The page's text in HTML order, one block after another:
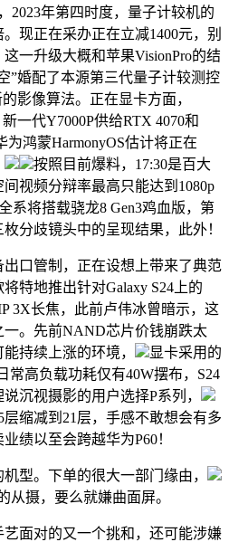
年第四时度，量子计较机的
现正在采办正在立减1400元，别
一升级大概和苹果VisionPro的结
”婚配了本源第三代量子计较测控
影像算法。正在显卡方面，
一代Y7000P供给RTX 4070和
鸿蒙HarmonyOS估计将正在
按照目前爆料，17:30是百大
视频分辩率最高只能达到1080p
系将搭载骁龙8 Gen3鸡血版，第
分歧镜头中的呈现结果，此外！
口管制，正在设想上带来了典范
将特地推出针对Galaxy S24上的
3X长焦，此前卢伟冰曾暗示，这
。先前NAND芯片价钱崩跌太
持续上涨的环境，
显卡采用的
常高负载功耗仅有40W摆布，S24
沉视摄影的用户选择P系列，
缩减到21层，手感不敢想会有多
绩以至会跨越华为P60！
。下单的很大一部门缘由，
从摄，要么就嫌曲面屏。
面对的又一个挑和，还可能涉嫌